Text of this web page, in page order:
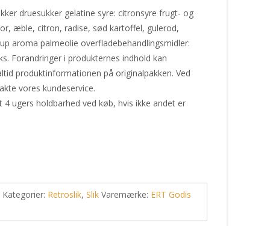
druesukker gelatine syre: citronsyre frugt- og
æble, citron, radise, sød kartoffel, gulerod,
aroma palmeolie overfladebehandlingsmidler:
Forandringer i produkternes indhold kan
produktinformationen på originalpakken. Ved
vores kundeservice.
ugers holdbarhed ved køb, hvis ikke andet er
Kategorier: Retroslik, Slik Varemærke: ERT Godis